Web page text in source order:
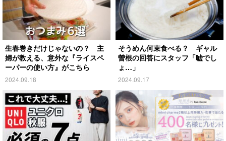
生春巻きだけじゃないの？ 主
婦が教える、意外な『ライスペ
ーパーの使い方』がこちら
2024.09.18
そうめん何束食べる？ ギャル
曽根の回答にスタッフ「嘘でし
ょ…」
2024.09.17